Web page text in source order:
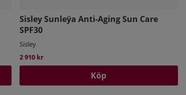
Sisley Sunleÿa Anti-Aging Sun Care
SPF30
Sisley
2 910 kr
Köp